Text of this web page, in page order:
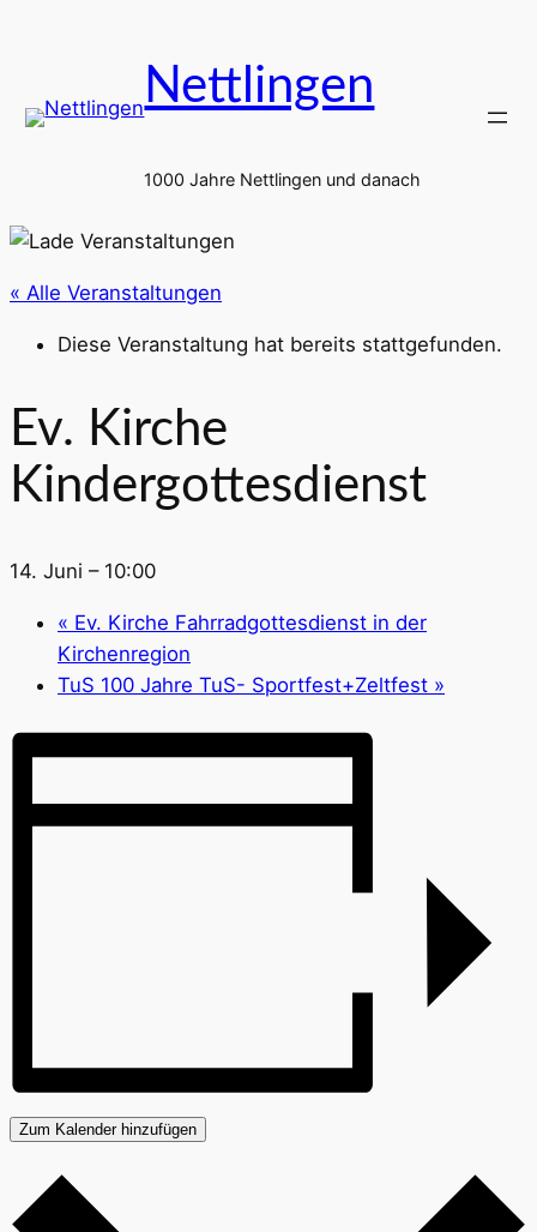
Nettlingen
1000 Jahre Nettlingen und danach
« Alle Veranstaltungen
Diese Veranstaltung hat bereits stattgefunden.
Ev. Kirche
Kindergottesdienst
14. Juni – 10:00
« Ev. Kirche Fahrradgottesdienst in der
Kirchenregion
TuS 100 Jahre TuS- Sportfest+Zeltfest »
Zum Kalender hinzufügen